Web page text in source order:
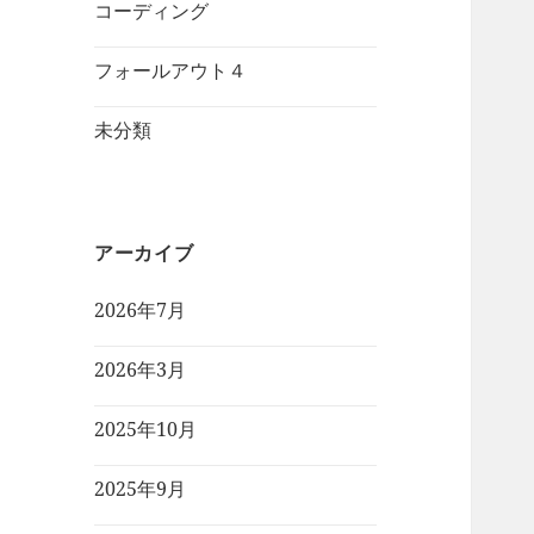
コーディング
フォールアウト４
未分類
アーカイブ
2026年7月
2026年3月
2025年10月
2025年9月